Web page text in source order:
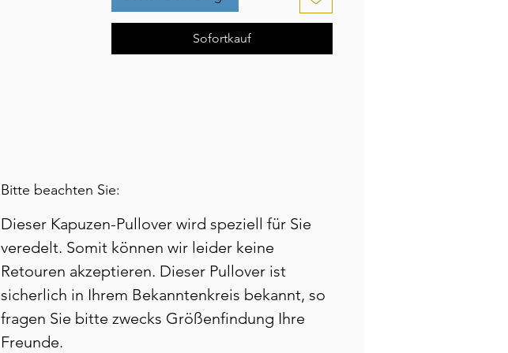
Kopfhörer-Kabelführung
3-lagige Konstruktion
Saum und Bündchen weiter geschnitten
Sofortkauf
Bitte beachten Sie:
Dieser Kapuzen-Pullover wird speziell für Sie
veredelt. Somit können wir leider keine
Retouren akzeptieren. Dieser Pullover ist
sicherlich in Ihrem Bekanntenkreis bekannt, so
fragen Sie bitte zwecks Größenfindung Ihre
Freunde.